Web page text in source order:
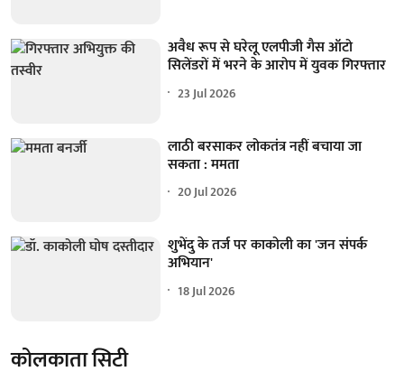
अवैध रूप से घरेलू एलपीजी गैस ऑटो
सिलेंडरों में भरने के आरोप में युवक गिरफ्तार
23 Jul 2026
लाठी बरसाकर लोकतंत्र नहीं बचाया जा
सकता : ममता
20 Jul 2026
शुभेंदु के तर्ज पर काकोली का 'जन संपर्क
अभियान'
18 Jul 2026
कोलकाता सिटी